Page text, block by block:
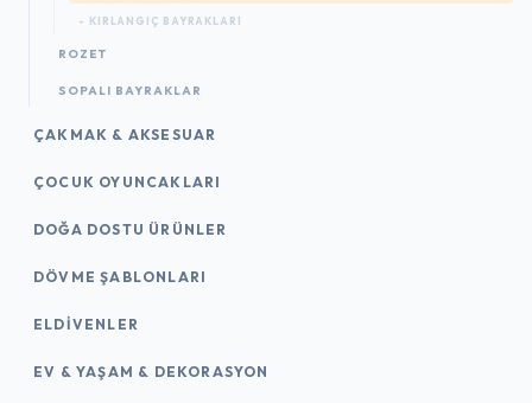
- KIRLANGIÇ BAYRAKLARI
ROZET
SOPALI BAYRAKLAR
ÇAKMAK & AKSESUAR
ÇOCUK OYUNCAKLARI
DOĞA DOSTU ÜRÜNLER
DÖVME ŞABLONLARI
ELDIVENLER
EV & YAŞAM & DEKORASYON